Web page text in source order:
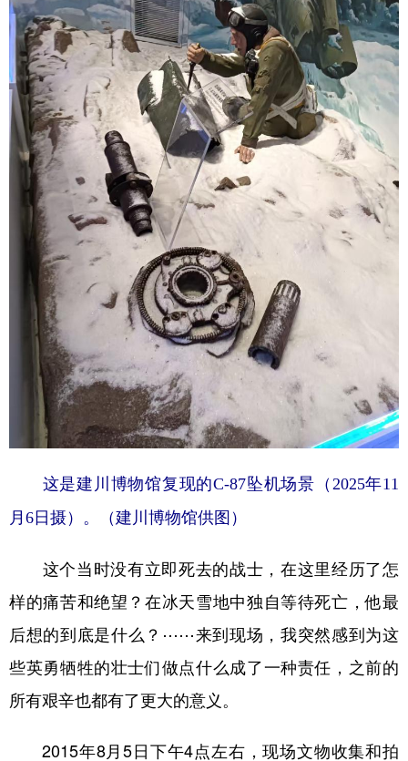
这是建川博物馆复现的C-87坠机场景（2025年11
月6日摄）。（建川博物馆供图）
这个当时没有立即死去的战士，在这里经历了怎
样的痛苦和绝望？在冰天雪地中独自等待死亡，他最
后想的到底是什么？⋯⋯来到现场，我突然感到为这
些英勇牺牲的壮士们做点什么成了一种责任，之前的
所有艰辛也都有了更大的意义。
2015年8月5日下午4点左右，现场文物收集和拍